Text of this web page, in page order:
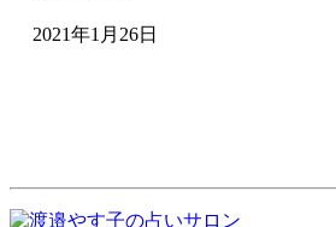
2021年1月26日